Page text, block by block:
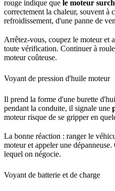
rouge indique que le moteur
correctement la chaleur, souvent à
refroidissement, d'une panne de
Arrêtez-vous, coupez le moteur et
toute vérification. Continuer à
moteur coûteuse.
Voyant de pression d'huile moteur
Il prend la forme d'une burette
pendant la conduite, il signale une
moteur risque de se gripper en
La bonne réaction : ranger le
moteur et appeler une
lequel on négocie.
Voyant de batterie et de charge